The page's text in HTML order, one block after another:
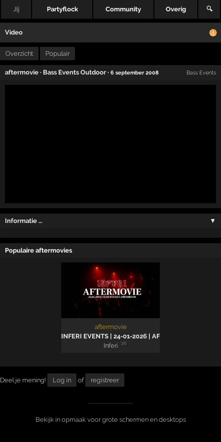
Jij Partyflock Community Overig 🔍
Video
Overzicht Populair
aftermovie · Bass Events Outdoor ·6 september 2008 Bass Events
Informatie … ▼
Populaire aftermovies
aftermovie
INFERI EVENTS | 24-01-2026 | AFTERMOVIE
Inferi
'26
Deel je mening! Log in of registreer
Bekijk in opmaak voor grote schermen en desktops